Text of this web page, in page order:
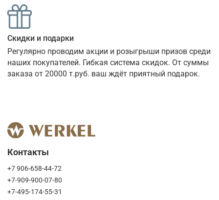
Скидки и подарки
Регулярно проводим акции и розыгрыши призов среди
наших покупателей. Гибкая система скидок. От суммы
заказа от 20000 т.руб. ваш ждёт приятный подарок.
Контакты
+7 906-658-44-72
+7-909-900-07-80
+7-495-174-55-31